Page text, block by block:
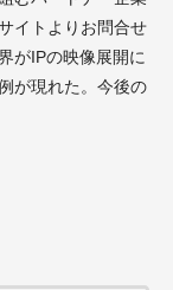
イトよりお問合せ
がIPの映像展開に
が現れた。今後の